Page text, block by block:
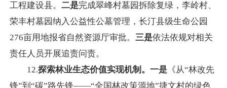
工程建设县。 二是完成翠峰村墓园拆除复绿，李岭村、
荣丰村墓园纳入公益性公墓管理，长汀县级生命公园
276亩用地报省自然资源厅审批。 三是依法依规对相关
责任人员开展追责问责。
12.探索林业生态价值实现机制。一是 《从“林改先
锋”到“碳”路先锋——“全国林改策源地”捷文村的绿色